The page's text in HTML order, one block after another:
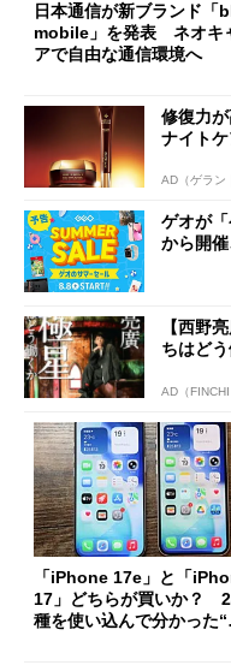
日本通信が新ブランド「
mobile」を発表 ネオキ
アで自由な通信環境へ
修復力
ナイトケ
AD（ゲラン
ゲオが
から開
【西野
ちはどう
AD（
「iPhone 17e」と「
17」どちらが買いか？
種を使い込んで分かった“